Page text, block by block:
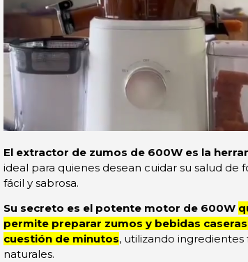
El extractor de zumos de 600W es la
ideal para quienes desean cuidar su salud de
fácil y sabrosa.
Su secreto es el potente motor de 600W
permite preparar zumos y bebidas
cuestión de minutos, utilizando ingredientes
naturales.